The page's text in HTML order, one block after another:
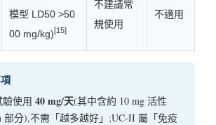
模型 LD50 >50
00 mg/kg)[15]
不建議常
規使用
不適用
使用 40 mg/天(其中含約 10 mg 活性
部分),不需「越多越好」;UC-II 屬「免疫